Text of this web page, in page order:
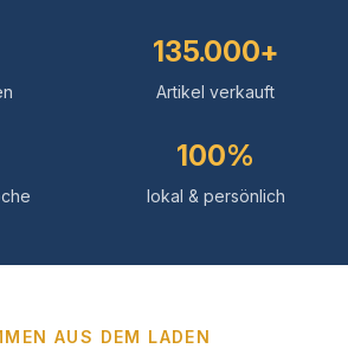
135.000+
Artikel verkauft
100%
lokal & persönlich
AUS DEM LADEN